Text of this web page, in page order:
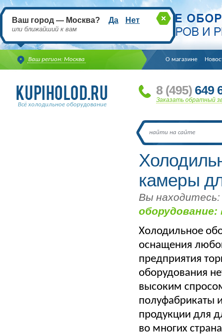
Ваш регион: Москва
Ваш город — Москва? Да Нет
или ближайший к вам
О магазине
Всё холодильное оборудование
8 (495) 649
Заказать обратный
камеры
Вы находитесь:
Холодильное
оснащения
предприятия
оборудования
высоким
полуфабрикаты
продукции для
во многих